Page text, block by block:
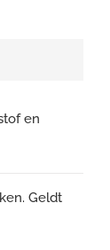
en
Geldt